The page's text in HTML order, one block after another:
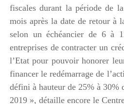
fiscales durant la période de
mois après la date de retour à
selon un échéancier de 6 à
entreprises de contracter un
l’Etat pour pouvoir honorer
financer le redémarrage de
défini à hauteur de 25% à 30%
2019 », détaille encore le